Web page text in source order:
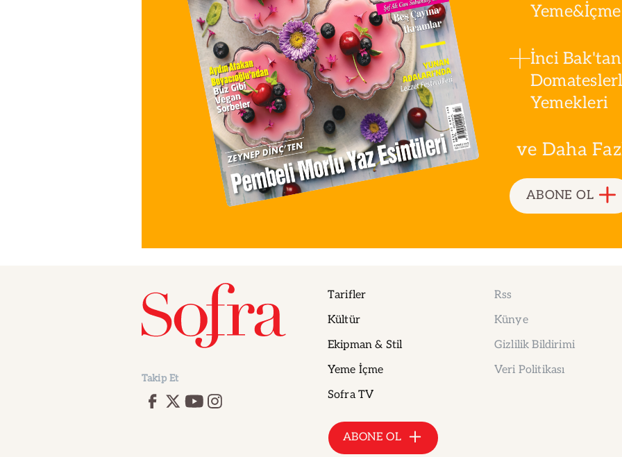
İnci
Yemekleri
ve Daha
ABONE OL
Takip Et
Tarifler
Kültür
Ekipman & Stil
Yeme İçme
Sofra TV
ABONE OL
Rss
Künye
Gizlilik Bildirimi
Veri Politikası